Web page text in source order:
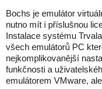
Bochs je emulátor
nutno mít i příslušnou
Instalace systému
všech emulátorů PC
nejkomplikovanější
funkčnosti a
emulátorem VMware,